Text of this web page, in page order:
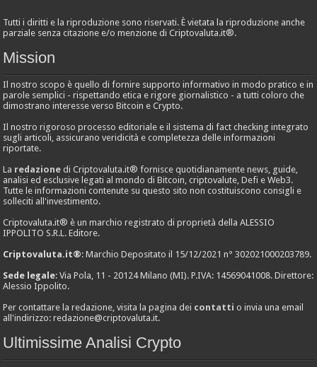
Tutti i diritti e la riproduzione sono riservati. È vietata la riproduzione anche
parziale senza citazione e/o menzione di Criptovaluta.it®.
Mission
Il nostro scopo è quello di fornire supporto informativo in modo pratico e in
parole semplici - rispettando etica e rigore giornalistico - a tutti coloro che
dimostrano interesse verso Bitcoin e Crypto.
Il nostro rigoroso processo editoriale e il sistema di fact checking integrato
sugli articoli, assicurano veridicità e completezza delle informazioni
riportate.
La redazione di Criptovaluta.it® fornisce quotidianamente news, guide,
analisi ed esclusive legati al mondo di Bitcoin, criptovalute, Defi e Web3.
Tutte le informazioni contenute su questo sito non costituiscono consigli e
solleciti all'investimento.
Criptovaluta.it® è un marchio registrato di proprietà della ALESSIO
IPPOLITO S.R.L. Editore.
Criptovaluta.it®: Marchio Depositato il 15/12/2021 n° 302021000203789.
Sede legale: Via Pola, 11 - 20124 Milano (MI). P.IVA: 14569041008. Direttore:
Alessio Ippolito.
Per contattare la redazione, visita la pagina dei contatti o invia una email
all'indirizzo:redazione@criptovaluta.it.
Ultimissime Analisi Crypto